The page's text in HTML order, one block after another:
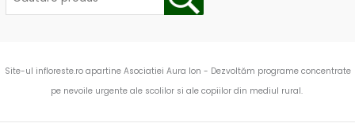
Site-ul infloreste.ro apartine Asociatiei Aura Ion - Dezvoltăm programe concentrate
pe nevoile urgente ale scolilor si ale copiilor din mediul rural.